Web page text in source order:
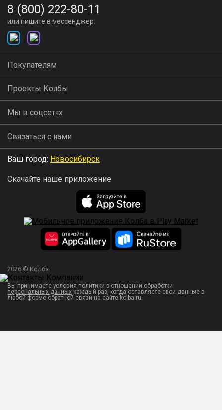
8 (800) 222-80-11
или пишите в мессенджер:
Покупателям
Проекты Колбы
Мы в соцсетях
Связаться с нами
Ваш город: Новосибирск
Скачайте наше приложение
2026 © Колба
Вы принимаете условия политики в отношении обработки
персональных данных каждый раз, когда оставляете свои данные в
любой форме обратной связи на сайте kolba.ru.